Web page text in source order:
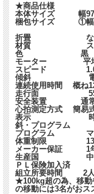
★商品仕様
本体サイズ 幅
梱包サイズ ①幅
②幅98.5×奥
折畳 な
材質 スチール
色 黒
モーター 平均馬
スピード 1.0
傾斜 電動傾斜
連続使用時間 概ね
走行面
安全装置 通常停
心拍測定方式 簡易
表示 時間・距離
斜・プログラム
プログラム マニュ
体重制限
メーカー保証 1
生産国 中
ＰＬ保険加入済
組立所要時間 2人
★100kg超の為、移動
の移動には3名がおス